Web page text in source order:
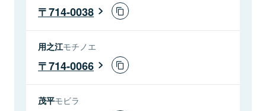
714-0038
用之江モチノエ
714-0066
茂平モビラ